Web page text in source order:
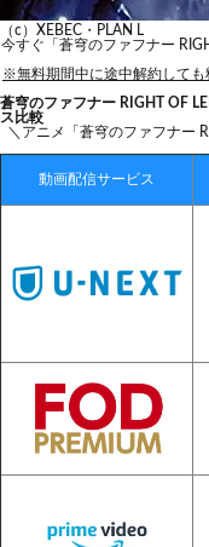
（c）XEBEC・PLAN L
今すぐ「蒼穹のファフナー
※無料期間中に途中解約しても
蒼穹のファフナー RIGHT OF
ス比較
＼アニメ「蒼穹のファフナー
動画配信サービス